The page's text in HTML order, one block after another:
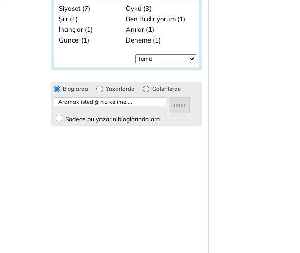
Siyaset (7)
Öykü (3)
Şiir (1)
Ben Bildiriyorum (1)
İnançlar (1)
Anılar (1)
Güncel (1)
Deneme (1)
Bloglarda Yazarlarda Galerilerde
Sadece bu yazarın bloglarında ara